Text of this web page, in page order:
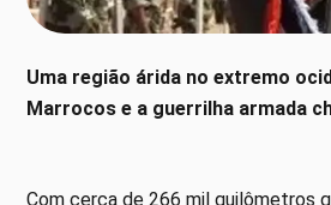
Uma região árida no extremo
Marrocos e a guerrilha armada
Com cerca de 266 mil quilômetros